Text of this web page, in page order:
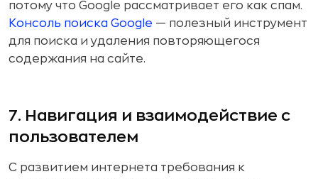
потому что Google рассматривает его как спам.
Консоль поиска Google — полезный инструмент
для поиска и удаления повторяющегося
содержания на сайте.
7. Навигация и взаимодействие с
пользователем
С развитием интернета требования к